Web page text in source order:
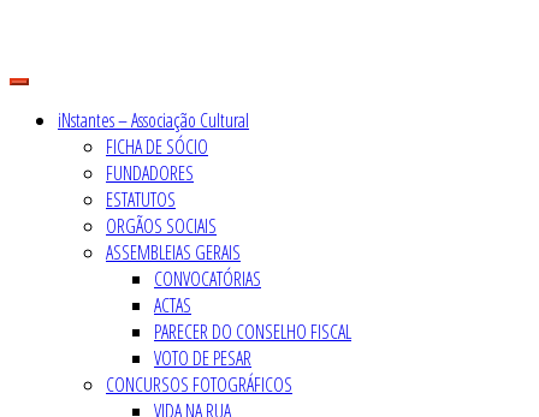
content
iNstantes – Associação Cultural
FICHA DE SÓCIO
FUNDADORES
ESTATUTOS
ORGÃOS SOCIAIS
ASSEMBLEIAS GERAIS
CONVOCATÓRIAS
ACTAS
PARECER DO CONSELHO FISCAL
VOTO DE PESAR
CONCURSOS FOTOGRÁFICOS
VIDA NA RUA